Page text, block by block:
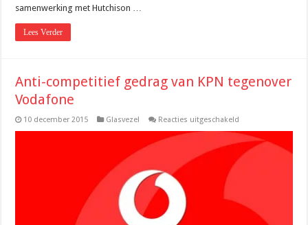
samenwerking met Hutchison …
Lees Verder
Anti-competitief gedrag van KPN tegenover
Vodafone
10 december 2015 Glasvezel Reacties uitgeschakeld
competitief
gedrag
van